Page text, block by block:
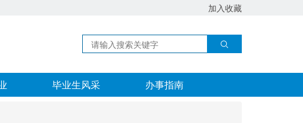
加入收藏
毕业生风采 办事指南